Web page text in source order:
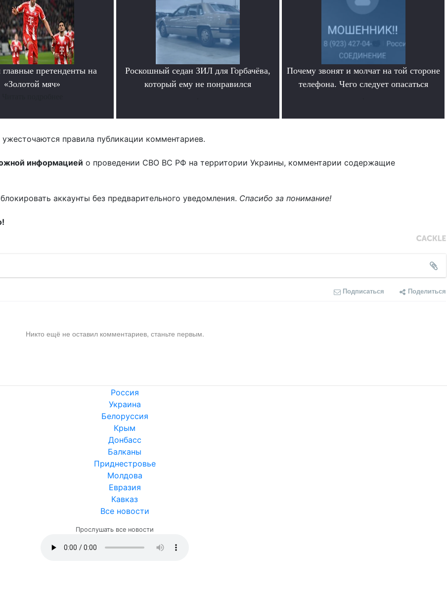
претенденты на
«Золотой мяч»
Роскошный седан ЗИЛ для Горбачёва,
который ему не понравился
Почему звонят и молчат на той стороне
телефона. Чего следует опасаться
правила публикации комментариев.
информацией о проведении СВО ВС РФ на территории Украины, комментарии содержащие
аккаунты без предварительного уведомления. Спасибо за понимание!
Подписаться Поделиться
Никто ещё не оставил комментариев, станьте первым.
Россия
Украина
Белоруссия
Крым
Донбасс
Балканы
Приднестровье
Молдова
Евразия
Кавказ
Все новости
Прослушать все новости